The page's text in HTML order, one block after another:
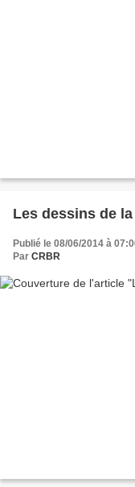
Les dessins de
Publié le 08/06/2014 à
Par CRBR